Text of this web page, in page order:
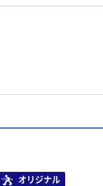
オリジナル